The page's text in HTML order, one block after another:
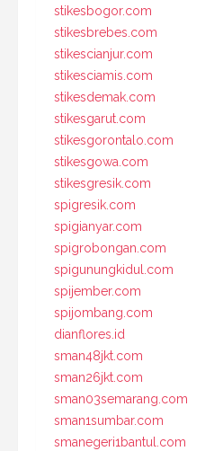
stikesbogor.com
stikesbrebes.com
stikescianjur.com
stikesciamis.com
stikesdemak.com
stikesgarut.com
stikesgorontalo.com
stikesgowa.com
stikesgresik.com
spigresik.com
spigianyar.com
spigrobongan.com
spigunungkidul.com
spijember.com
spijombang.com
dianflores.id
sman48jkt.com
sman26jkt.com
sman03semarang.com
sman1sumbar.com
smanegeri1bantul.com